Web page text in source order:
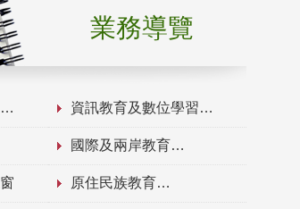
業務導覽
資訊教育及數位學習
國際及兩岸教育
原住民族教育